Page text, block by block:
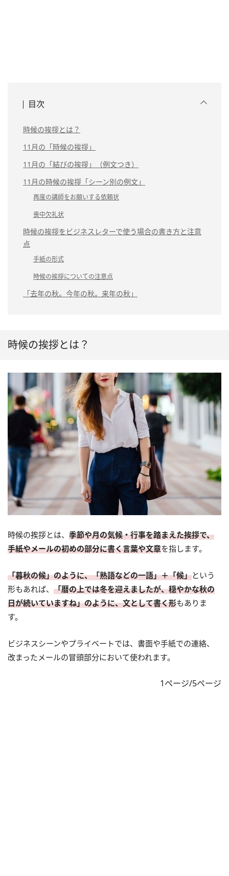
目次
時候の挨拶とは？
11月の「時候の挨拶」
11月の「結びの挨拶」（例文つき）
11月の時候の挨拶「シーン別の例文」
再度の講師をお願いする依頼状
喪中欠礼状
時候の挨拶をビジネスレターで使う場合の書き方と注意
点
手紙の形式
時候の挨拶についての注意点
「去年の秋。今年の秋。来年の秋」
時候の挨拶とは？
時候の挨拶とは、 季節や月の気候・行事を踏まえた挨拶で、
手紙やメールの初めの部分に書く言葉や文章を指します。
「暮秋の候」のように、「熟語などの一語」＋「候」という
形もあれば、 「暦の上では冬を迎えましたが、穏やかな秋の
日が続いていますね」のように、文として書く形もありま
す。
ビジネスシーンやプライベートでは、書面や手紙での連絡、
改まったメールの冒頭部分において使われます。
1ページ/5ページ